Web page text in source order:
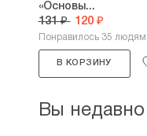
«Основы...
131 ₽ 120 ₽
Понравилось 35 людям
В КОРЗИНУ
Вы